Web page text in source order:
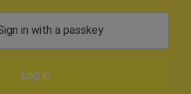
in with a passkey
Log in